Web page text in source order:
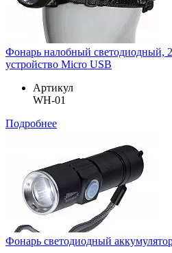
Фонарь налобный светодиодный, 2
устройство Micro USB
Артикул
WH-01
Подробнее
Фонарь светодиодный